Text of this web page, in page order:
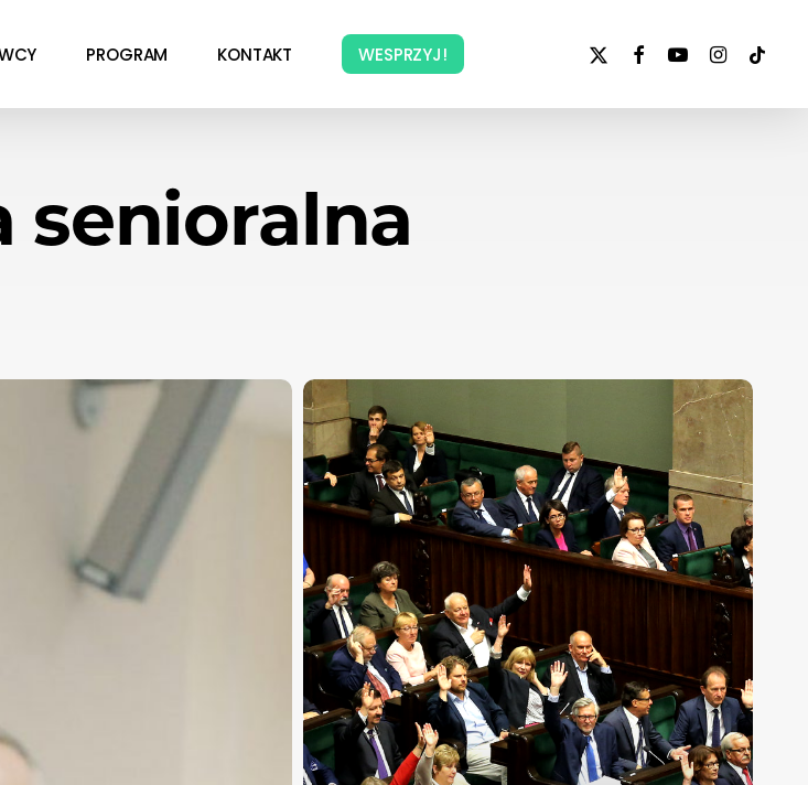
PROGRAM KONTAKT WESPRZYJ!
x-
facebookyoutubeinstagram
tiktok
senioralna